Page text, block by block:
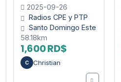
2025-09-26
Radios CPE y PTP
Santo Domingo Este
58.18km
1,600 RD$
C Christian